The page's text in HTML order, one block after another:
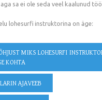
sa ei ole seda veel kaalunud
lohesurfi instruktorina on äge:
MIKS LOHESURFI
KOHTA
AJAVEEB